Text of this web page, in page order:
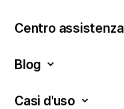
Centro assistenza
Blog
Casi d'uso